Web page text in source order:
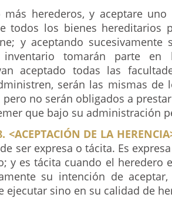
herederos, y aceptare
todos los bienes hereditarios
y aceptando sucesivamente
tomarán parte en
aceptado todas las
serán las mismas de
pero no serán obligados a
que bajo su administración
<ACEPTACIÓN DE LA
ser expresa o tácita. Es
y es tácita cuando el heredero
su intención de
ejecutar sino en su calidad de